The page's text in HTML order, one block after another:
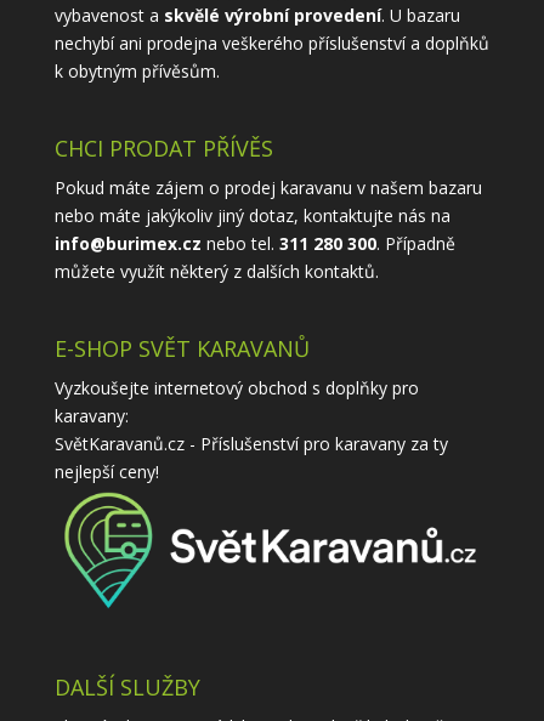
vybavenost a skvělé výrobní provedení. U bazaru
nechybí ani prodejna veškerého příslušenství a doplňků
k obytným přívěsům.
CHCI PRODAT PŘÍVĚS
Pokud máte zájem o prodej karavanu v našem bazaru
nebo máte jakýkoliv jiný dotaz, kontaktujte nás na
info@burimex.cz nebo tel. 311 280 300. Případně
můžete využít některý z dalších kontaktů.
E-SHOP SVĚT KARAVANŮ
Vyzkoušejte internetový obchod s doplňky pro
karavany:
SvětKaravanů.cz - Příslušenství pro karavanyza ty
nejlepší ceny!
DALŠÍ SLUŽBY